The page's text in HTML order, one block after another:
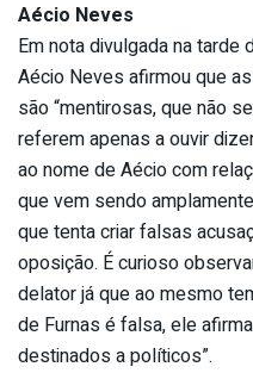
Aécio Neves
Em nota divulgada na
Aécio Neves afirmou que
são “mentirosas, que não
referem apenas a ouvir
ao nome de Aécio com
que vem sendo
que tenta criar falsas
oposição. É curioso
delator já que ao mesmo
de Furnas é falsa, ele
destinados a políticos”.